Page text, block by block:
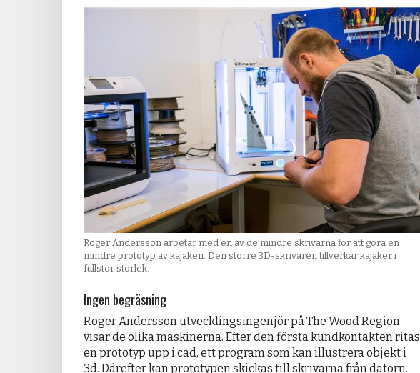
Roger Andersson arbetar med en av de mindre skrivarna för att göra en
mindre prototyp av kajaken. Den större 3D-skrivaren tillverkar kajaker i
fullstor storlek.
Ingen begräsning
Roger Andersson utvecklingsingenjör på The Wood Region
visar de olika maskinerna. Efter den första kundkontakten ritas
en prototyp upp i cad, ett program som kan illustrera objekt i
3d. Därefter kan prototypen skickas till skrivarna från datorn.